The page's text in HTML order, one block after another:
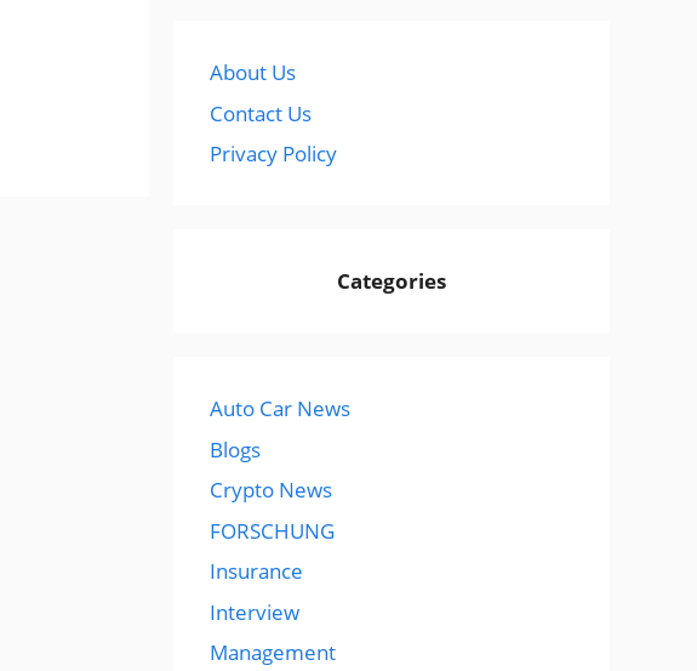
About Us
Contact Us
Privacy Policy
Categories
Auto Car News
Blogs
Crypto News
FORSCHUNG
Insurance
Interview
Management